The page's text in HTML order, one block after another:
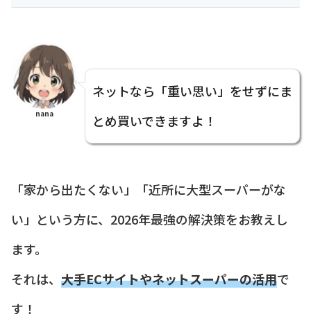
nana
ネットなら「重い思い」をせずにま
とめ買いできますよ！
「家から出たくない」「近所に大型スーパーがな
い」という方に、2026年最強の解決策をお教えし
ます。
それは、 大手ECサイトやネットスーパーの活用で
す！